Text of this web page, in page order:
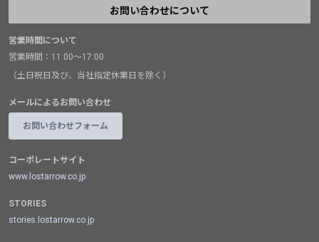
お問い合わせについて
営業時間について
営業時間：11:00～17:00
（土日祝日及び、当社指定休業日を除く）
メールによるお問い合わせ
お問い合わせフォーム
コーポレートサイト
www.lostarrow.co.jp
STORIES
stories.lostarrow.co.jp